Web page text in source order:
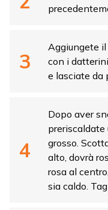
Aggiungete
con i
e lasciate da
Dopo aver
preriscaldate
grosso.
alto, dovrà
rosa al
sia caldo.